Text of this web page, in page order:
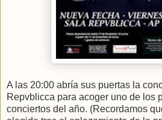
A las 20:00 abría sus puertas la
Repvblicca para acoger uno de los
conciertos del año. (Recordamos